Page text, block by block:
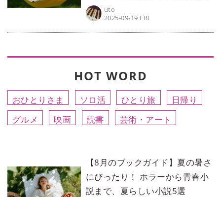
選
uto
2025-09-19 FRI
HOT WORD
おひとりさま ソロ活 ひとり旅
日帰り
グルメ
映画 読書 芸術・アート
【8月のブックガイド】夏の暑さ
にぴったり！ ホラーから青春小
説まで、夏らしい小説5選